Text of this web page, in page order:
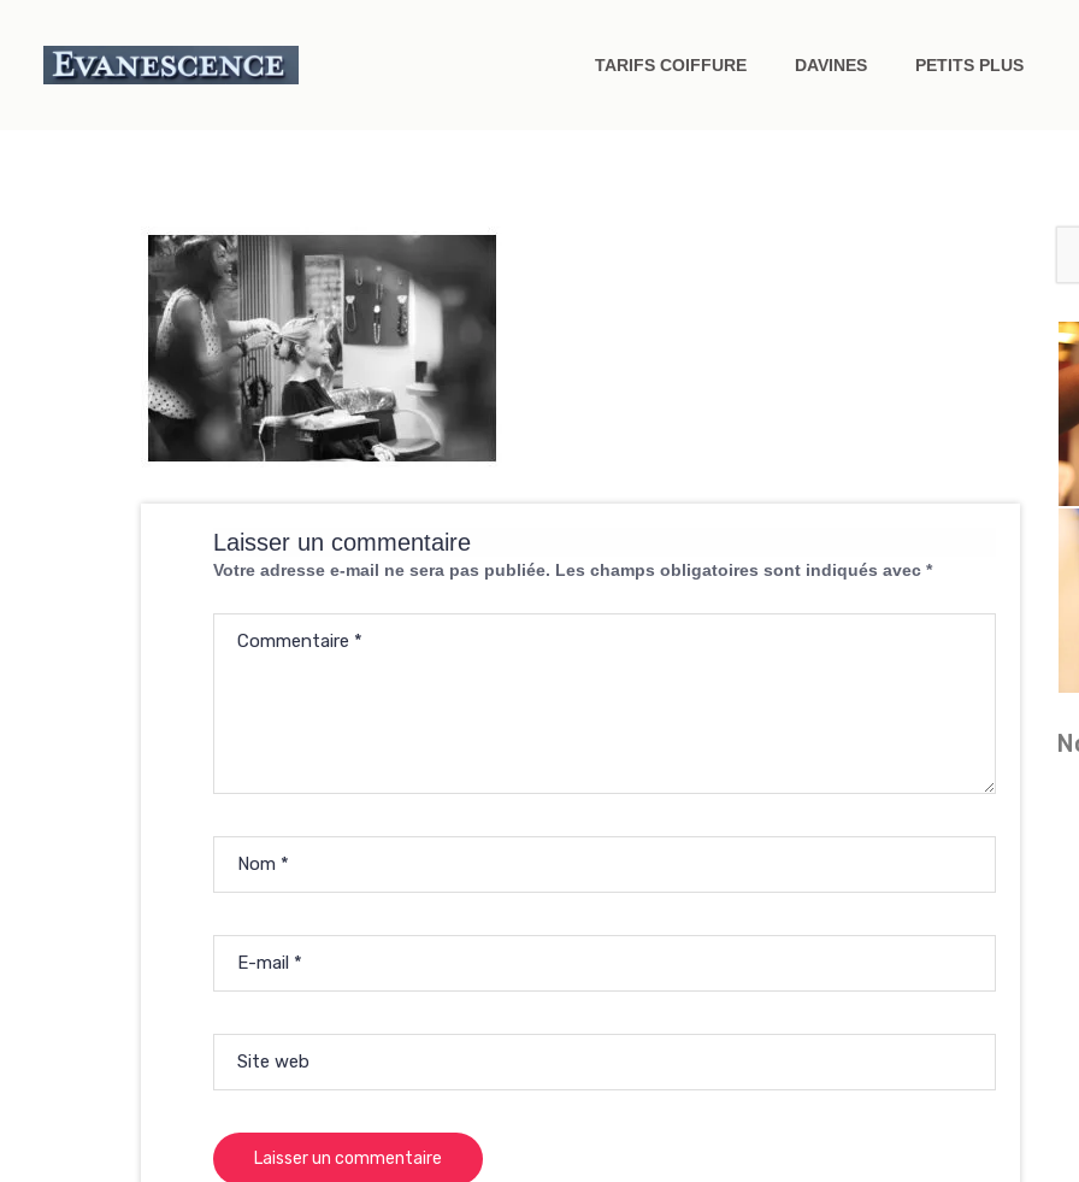
TARIFS COIFFURE DAVINES PETITS PLUS
Laisser un commentaire
Votre adresse e-mail ne sera pas publiée. Les champs obligatoires sont indiqués avec *
Commentaire *
Nom *
E-mail *
Site web